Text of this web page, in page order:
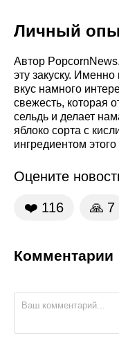
Личный
Автор
эту закуску.
вкус намного
свежесть, которая
сельдь и делает
яблоко сорта с
ингредиентом
Оцените
❤️ 116 🙏 7
Комментарии